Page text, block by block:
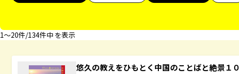
1〜20件/134件中 を表示
悠久の教えをひもとく中国のことばと絶景１